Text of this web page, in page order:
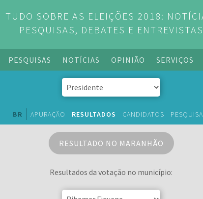
TUDO SOBRE AS ELEIÇÕES 2018:
PESQUISAS, DEBATES E ENTREVISTAS
PESQUISAS NOTÍCIAS OPINIÃO SERVIÇOS
BR APURAÇÃO RESULTADOS CANDIDATOS
RESULTADO NO MARANHÃO
Resultados da votação no município: